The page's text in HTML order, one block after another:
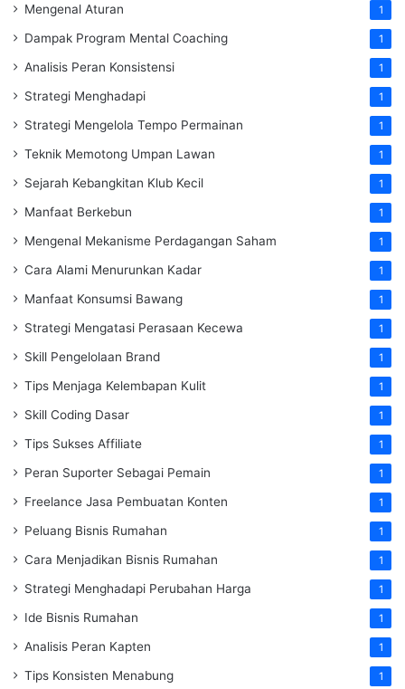
Mengenal Aturan 1
Dampak Program Mental Coaching 1
Analisis Peran Konsistensi 1
Strategi Menghadapi 1
Strategi Mengelola Tempo Permainan 1
Teknik Memotong Umpan Lawan 1
Sejarah Kebangkitan Klub Kecil 1
Manfaat Berkebun 1
Mengenal Mekanisme Perdagangan Saham 1
Cara Alami Menurunkan Kadar 1
Manfaat Konsumsi Bawang 1
Strategi Mengatasi Perasaan Kecewa 1
Skill Pengelolaan Brand 1
Tips Menjaga Kelembapan Kulit 1
Skill Coding Dasar 1
Tips Sukses Affiliate 1
Peran Suporter Sebagai Pemain 1
Freelance Jasa Pembuatan Konten 1
Peluang Bisnis Rumahan 1
Cara Menjadikan Bisnis Rumahan 1
Strategi Menghadapi Perubahan Harga 1
Ide Bisnis Rumahan 1
Analisis Peran Kapten 1
Tips Konsisten Menabung 1